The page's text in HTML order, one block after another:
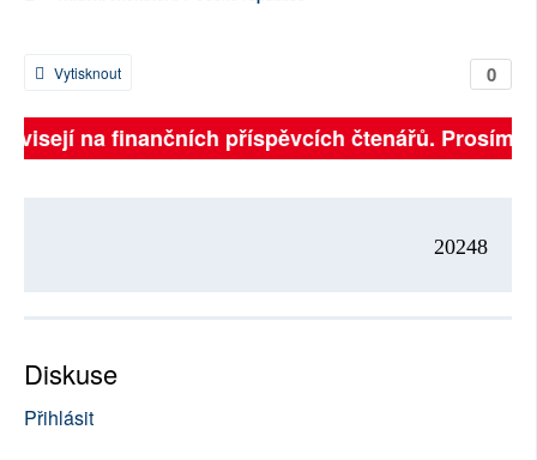
0
Vytisknout
na finančních příspěvcích čtenářů. Prosíme,
20248
Diskuse
Přihlásit